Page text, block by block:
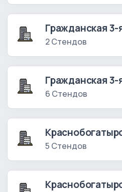
Гражданская
2 Стендов
Гражданская
6 Стендов
5 Стендов